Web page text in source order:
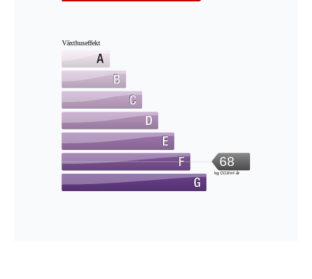
Växthuseffekt
68
kg CO2/m².år